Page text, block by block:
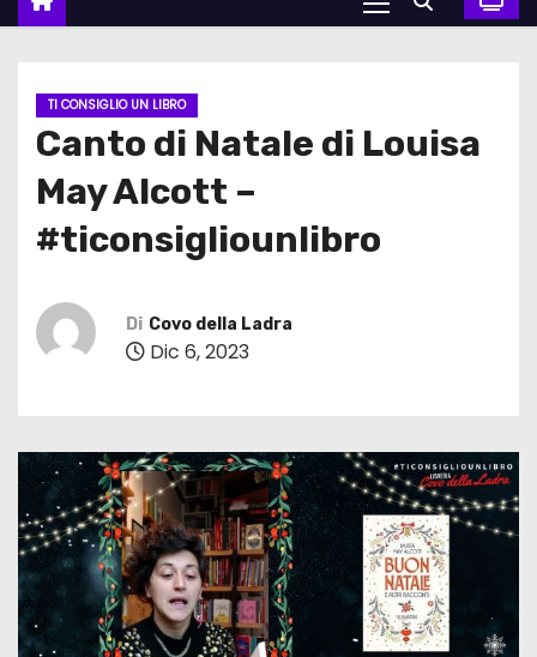
TI CONSIGLIO UN LIBRO
Canto di Natale di Louisa
May Alcott –
#ticonsigliounlibro
Di Covo della Ladra
Dic 6, 2023